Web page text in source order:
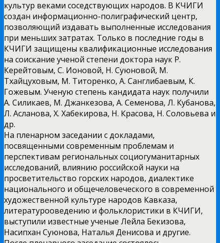
культур веками соседствующих народов. В КЧИГИ
создан информационно-полиграфический центр,
позволяющий издавать выполненные исследования
при меньших затратах. Только в последние годы в
КЧИГИ защищены квалификационные исследования
на соискание ученой степени доктора наук Р.
Керейтовым, С. Ионовой, Н. Суюновой, М.
Тхайцуховым, М. Титоренко, А. Санглибаевым, К.
Гожевым. Ученую степень кандидата наук получили
А. Силикаев, М. Джанкезова, А. Семенова, Л. Кубанова,
Л. Асланова, Х. Хабекирова, Н. Красова, Н. Соловьева и
др.
На пленарном заседании с докладами,
посвященными современным проблемам и
перспективам региональных социогуманитарных
исследований, влиянию российской науки на
просветительство горских народов, диалектике
национального и общечеловеческого в современной
художественной культуре народов Кавказа,
литературооведению и фольклористики в КЧИГИ,
выступили известные ученые Лейла Бекизова,
Насипхан Суюнова, Наталья Денисова и другие.